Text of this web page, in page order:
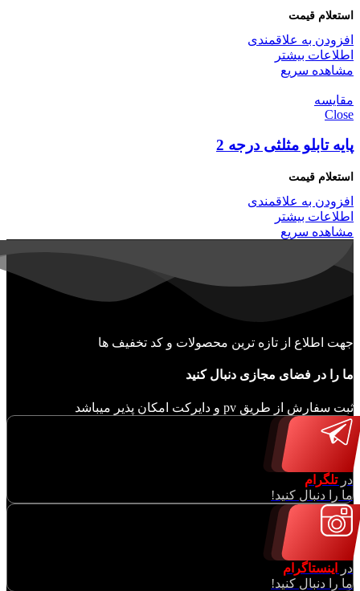
افزودن به علاقمندی
اطلاعات بیشتر
مشاهده سریع
مقایسه
Close
پایه تابلو مثلثی درجه 2
افزودن به علاقمندی
اطلاعات بیشتر
مشاهده سریع
جهت اطلاع از تازه ترین محصولات و کد تخفیف ها
ما را در فضای مجازی دنبال کنید
ثبت سفارش از طریق pv و دایرکت امکان پذیر میباشد
درتلگرام
ما را دنبال کنید!
در
اینستاگرام
ما را دنبال کنید!